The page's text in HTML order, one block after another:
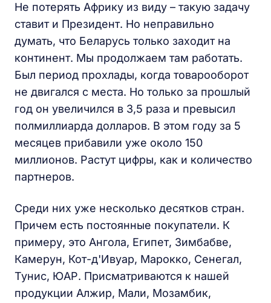
Не потерять Африку из виду – такую задачу
ставит и Президент. Но неправильно
думать, что Беларусь только заходит на
континент. Мы продолжаем там работать.
Был период прохлады, когда товарооборот
не двигался с места. Но только за прошлый
год он увеличился в 3,5 раза и превысил
полмиллиарда долларов. В этом году за 5
месяцев прибавили уже около 150
миллионов. Растут цифры, как и количество
партнеров.
Среди них уже несколько десятков стран.
Причем есть постоянные покупатели. К
примеру, это Ангола, Египет, Зимбабве,
Камерун, Кот-д'Ивуар, Марокко, Сенегал,
Тунис, ЮАР. Присматриваются к нашей
продукции Алжир, Мали, Мозамбик,